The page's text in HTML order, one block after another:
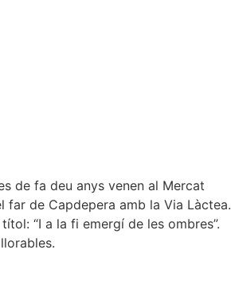
de fa deu anys venen al Mercat
de Capdepera amb la Via Làctea.
“I a la fi emergí de les ombres”.